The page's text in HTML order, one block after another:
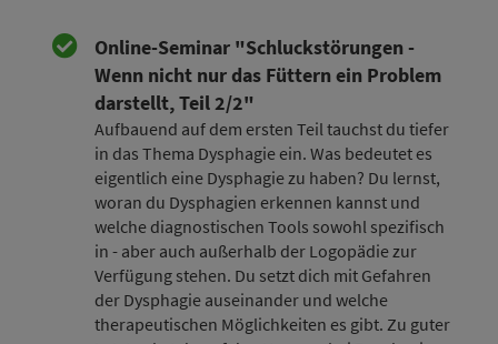
Online-Seminar "Schluckstörungen -
Wenn nicht nur das Füttern ein Problem
darstellt, Teil 2/2"
Aufbauend auf dem ersten Teil tauchst du tiefer
in das Thema Dysphagie ein. Was bedeutet es
eigentlich eine Dysphagie zu haben? Du lernst,
woran du Dysphagien erkennen kannst und
welche diagnostischen Tools sowohl spezifisch
in - aber auch außerhalb der Logopädie zur
Verfügung stehen. Du setzt dich mit Gefahren
der Dysphagie auseinander und welche
therapeutischen Möglichkeiten es gibt. Zu guter